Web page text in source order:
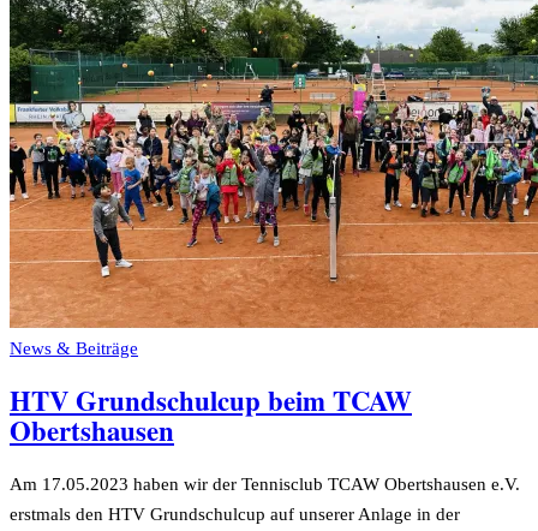
News & Beiträge
HTV Grundschulcup beim TCAW
Obertshausen
Am 17.05.2023 haben wir der Tennisclub TCAW Obertshausen e.V.
erstmals den HTV Grundschulcup auf unserer Anlage in der